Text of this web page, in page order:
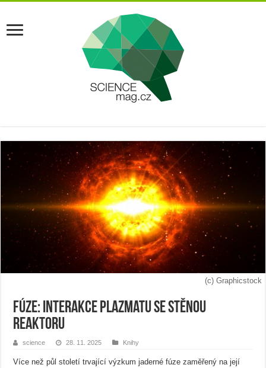
(c) Graphicstock
Fúze: Interakce plazmatu se stěnou
reaktoru
science 28. 11. 2025 Knihy
Více než půl století trvající výzkum jaderné fúze zaměřený na její